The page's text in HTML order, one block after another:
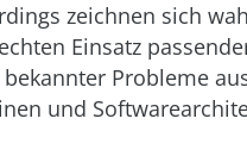
zeichnen sich
Einsatz
Probleme
und